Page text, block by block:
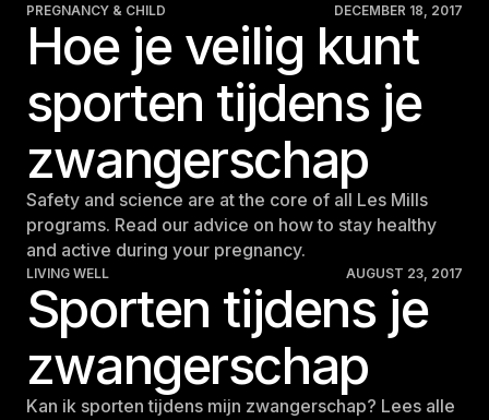
PREGNANCY & CHILD DECEMBER 18, 2017
Hoe je veilig kunt
sporten tijdens je
zwangerschap
Safety and science are at the core of all Les Mills
programs. Read our advice on how to stay healthy
and active during your pregnancy.
LIVING WELL AUGUST 23, 2017
Sporten tijdens je
zwangerschap
Kan ik sporten tijdens mijn zwangerschap? Lees alle